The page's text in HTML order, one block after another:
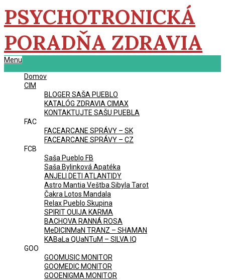
Skip
to
content
PSYCHOTRONICKÁ
PORADŇA ZDRAVIA
Primary
Menu
Domov
CIM
BLOGER SAŠA PUEBLO
KATALÓG ZDRAVIA CIMAX
KONTAKTUJTE SAŠU PUEBLA
FAC
FACEARCANE SPRÁVY – SK
FACEARCANE SPRÁVY – CZ
FCB
Saša Pueblo FB
Saša Bylinková Apatéka
ANJELI DETI ATLANTIDY
Astro Mantia Veštba Sibyla Tarot
Čakra Lotos Mandala
Relax Pueblo Skupina
SPIRIT OUIJA KARMA
BACHOVA RANNÁ ROSA
MeDICINMaN TRANZ – SHAMAN
KABaLa QUaNTuM – SILVA IQ
GOO
GOOMUSIC MONITOR
GOOMEDIC MONITOR
GOOENIGMA MONITOR